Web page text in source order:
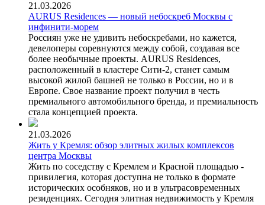
21.03.2026
AURUS Residences — новый небоскреб Москвы с
инфинити-морем
Россиян уже не удивить небоскребами, но кажется,
девелоперы соревнуются между собой, создавая все
более необычные проекты. AURUS Residences,
расположенный в кластере Сити-2, станет самым
высокой жилой башней не только в России, но и в
Европе. Свое название проект получил в честь
премиального автомобильного бренда, и премиальность
стала концепцией проекта.
21.03.2026
Жить у Кремля: обзор элитных жилых комплексов
центра Москвы
Жить по соседству с Кремлем и Красной площадью -
привилегия, которая доступна не только в формате
исторических особняков, но и в ультрасовременных
резиденциях. Сегодня элитная недвижимость у Кремля